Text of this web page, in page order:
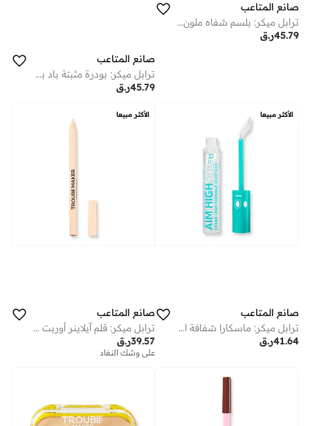
صانع المتاعب
ترابل ميكر: بلسم شفاه ملون جينكس فلو بينك
ر.ق45.79
صانع المتاعب
ترابل ميكر: بودرة مثبتة باد بريس نو كومنت شفافة
ر.ق45.79
الأكثر مبيعا
صانع المتاعب
ترابل ميكر: ماسكارا شفافة ايم هاي كلير
ر.ق41.64
الأكثر مبيعا
صانع المتاعب
ترابل ميكر: قلم آيلاينر أوربت نيود — 0.8 غرام
ر.ق39.57
على وشك النفاد